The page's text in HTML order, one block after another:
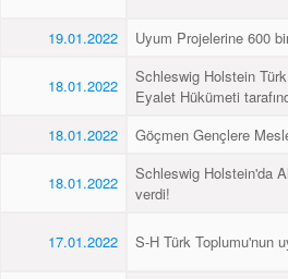
19.01.2022
Uyum Projelerine 600
18.01.2022
Schleswig Holstein
Eyalet Hükümeti
18.01.2022 Göçmen Gençlere
18.01.2022
Schleswig Holstein'da
verdi!
17.01.2022 S-H Türk Toplumu'nun